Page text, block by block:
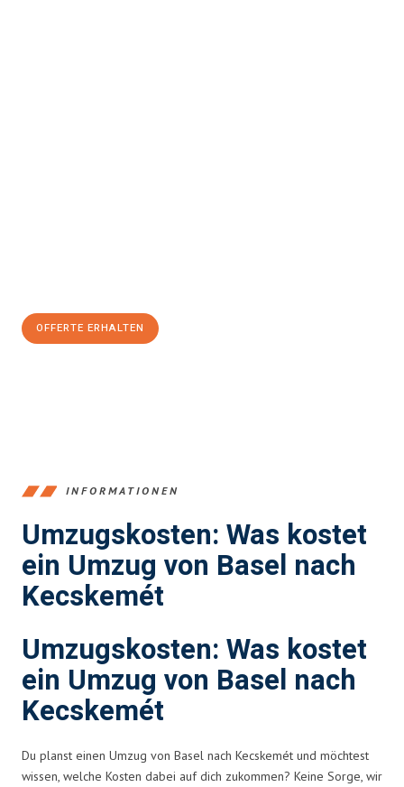
OFFERTE ERHALTEN
INFORMATIONEN
Umzugskosten: Was kostet
ein Umzug von Basel nach
Kecskemét
Umzugskosten: Was kostet
ein Umzug von Basel nach
Kecskemét
Du planst einen Umzug von Basel nach Kecskemét und möchtest
wissen, welche Kosten dabei auf dich zukommen? Keine Sorge, wir